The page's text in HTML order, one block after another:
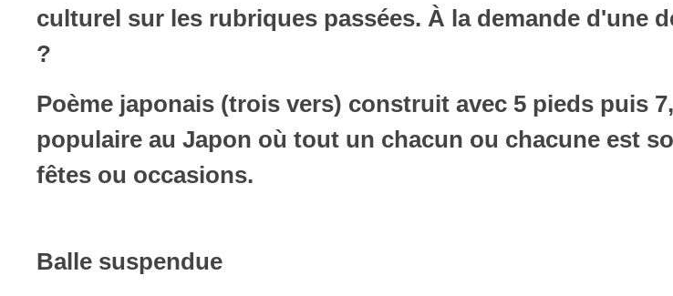
culturel sur les rubriques passées. À la demande d'une
?
Poème japonais (trois vers) construit avec 5 pieds puis
populaire au Japon où tout un chacun ou chacune est
fêtes ou occasions.
Balle suspendue